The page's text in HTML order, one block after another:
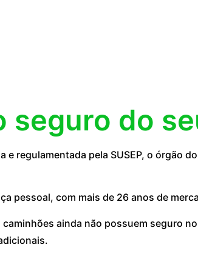
seguro do
e regulamentada pela SUSEP, o órgão
pessoal, com mais de 26 anos de
ainda não possuem seguro